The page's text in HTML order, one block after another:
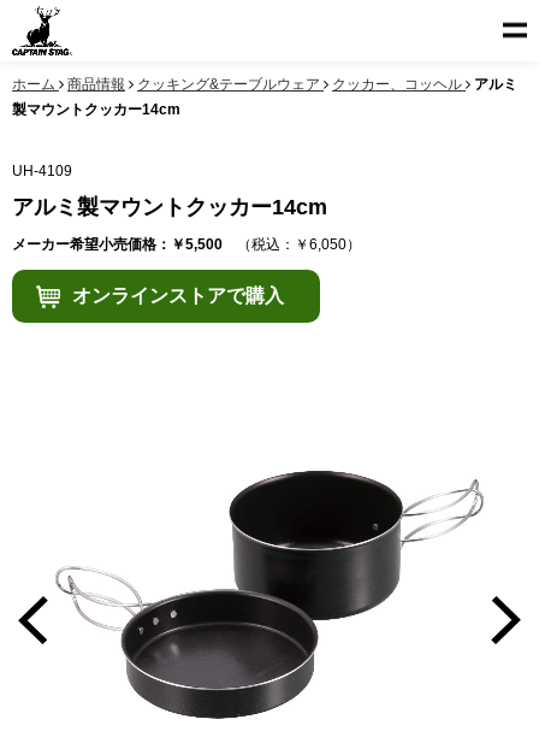
ホーム 商品情報 クッキング&テーブルウェア クッカー、コッヘル
アルミ
製マウントクッカー14cm
UH-4109
アルミ製マウントクッカー14cm
メーカー希望小売価格：￥5,500 （税込：￥6,050）
オンラインストアで購入